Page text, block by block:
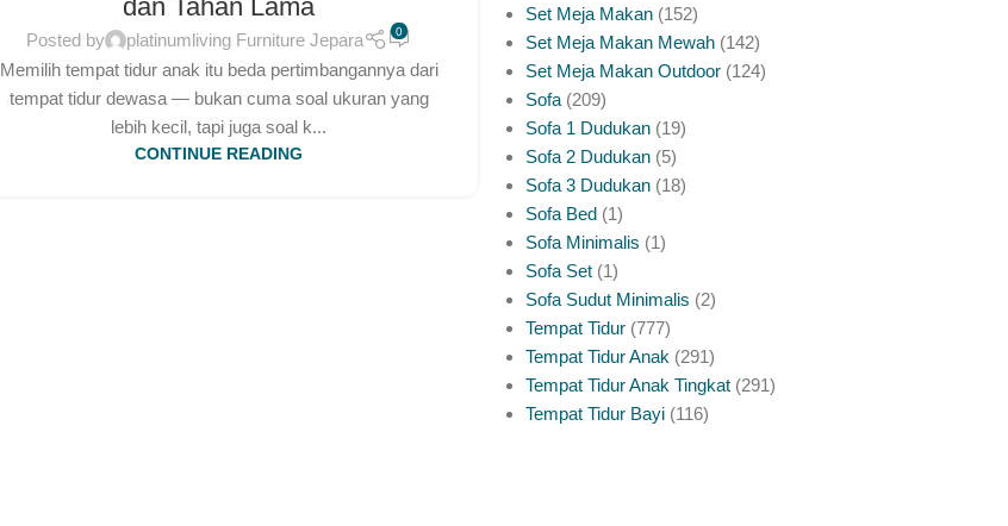
dan Tahan Lama
Posted by platinumliving Furniture Jepara 0
Memilih tempat tidur anak itu beda pertimbangannya dari
tempat tidur dewasa — bukan cuma soal ukuran yang
lebih kecil, tapi juga soal k...
CONTINUE READING
Set Meja Makan 152
Set Meja Makan Mewah 142
Set Meja Makan Outdoor 124
Sofa 209
Sofa 1 Dudukan 19
Sofa 2 Dudukan 5
Sofa 3 Dudukan 18
Sofa Bed 1
Sofa Minimalis 1
Sofa Set 1
Sofa Sudut Minimalis 2
Tempat Tidur 777
Tempat Tidur Anak 291
Tempat Tidur Anak Tingkat 291
Tempat Tidur Bayi 116